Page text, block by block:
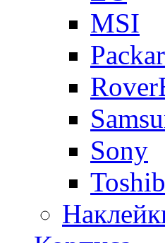
MSI
Sony